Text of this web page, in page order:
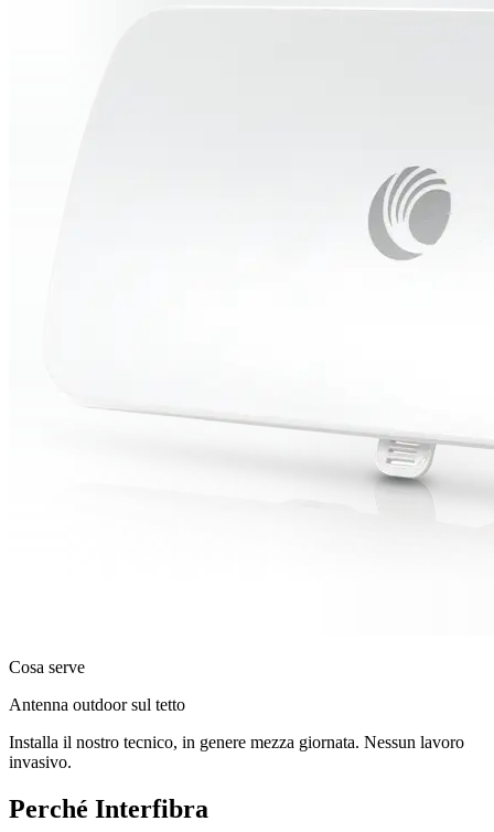
Cosa serve
Antenna outdoor sul tetto
Installa il nostro tecnico, in genere mezza giornata. Nessun lavoro
invasivo.
Perché Interfibra